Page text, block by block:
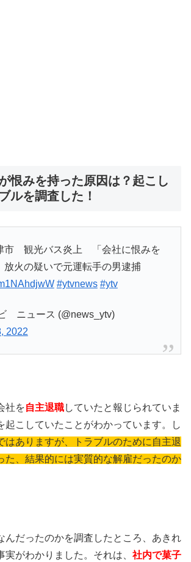
恨みを持った原因は？起こし
ルを調査した！
市 観光バス炎上 「会社に恨みを
放火の疑いで元運転手の男逮捕
#ytvnews #ytv
ニュース (@news_ytv)
2022
社を自主退職していたと報じられていま
起こしていたことがわかっています。し
はありますが、トラブルのために自主退
た、結果的には実質的な解雇だったのか
んだったのかを調査したところ、あきれ
実がわかりました。それは、 社内で菓子